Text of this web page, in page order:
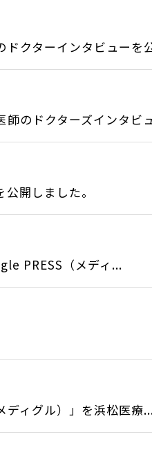
クターインタビューを
のドクターズインタビ
開しました。
PRESS（メディ...
ディグル）」を浜松医療